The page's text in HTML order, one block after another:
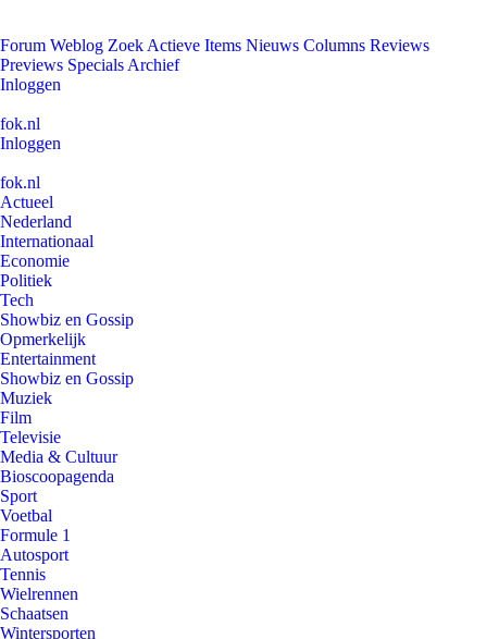
Forum Weblog Zoek Actieve Items Nieuws Columns Reviews
Previews Specials Archief
Inloggen
fok.nl
Inloggen
fok.nl
Actueel
Nederland
Internationaal
Economie
Politiek
Tech
Showbiz en Gossip
Opmerkelijk
Entertainment
Showbiz en Gossip
Muziek
Film
Televisie
Media & Cultuur
Bioscoopagenda
Sport
Voetbal
Formule 1
Autosport
Tennis
Wielrennen
Schaatsen
Wintersporten